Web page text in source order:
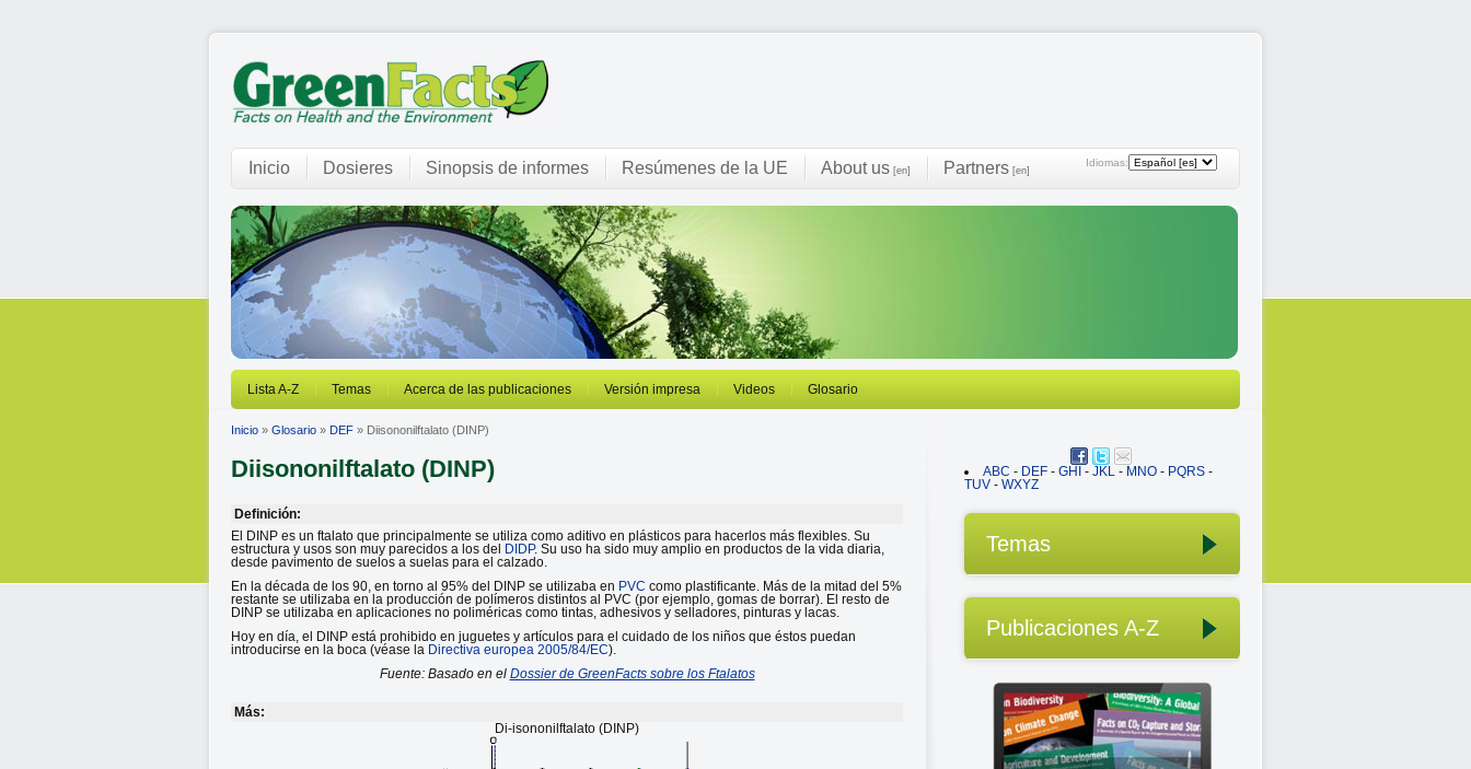
Idiomas:
Inicio Dosieres Sinopsis de informes Resúmenes de la UE About us [en] Partners [en]
Lista A-Z Temas Acerca de las publicaciones Versión impresa Videos Glosario
Inicio » Glosario » DEF » Diisononilftalato (DINP)
Diisononilftalato (DINP)
Definición:
El DINP es un ftalato que principalmente se utiliza como aditivo en plásticos para hacerlos más flexibles. Su
estructura y usos son muy parecidos a los del
DIDP. Su uso ha sido muy amplio en productos de la vida diaria,
desde pavimento de suelos a suelas para el calzado.
En la década de los 90, en torno al 95% del DINP se utilizaba en PVC como plastificante. Más de la mitad del 5%
restante se utilizaba en la producción de polímeros distintos al PVC (por ejemplo, gomas de borrar). El resto de
DINP se utilizaba en aplicaciones no poliméricas como tintas, adhesivos y selladores, pinturas y lacas.
Hoy en día, el DINP está prohibido en juguetes y artículos para el cuidado de los niños que éstos puedan
introducirse en la boca (véase la Directiva europea 2005/84/EC).
Fuente: Basado en el Dossier de GreenFacts sobre los Ftalatos
Más:
Di-isononilftalato (DINP)
ABC - DEF - GHI - JKL - MNO - PQRS -
TUV - WXYZ
Temas
Publicaciones A-Z